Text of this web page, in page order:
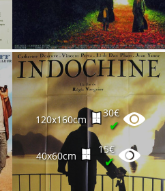
120x160cm
30€
✔
40x60cm
15€
✔